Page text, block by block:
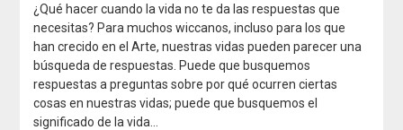
¿Qué hacer cuando la vida no te da las respuestas que
necesitas? Para muchos wiccanos, incluso para los que
han crecido en el Arte, nuestras vidas pueden parecer una
búsqueda de respuestas. Puede que busquemos
respuestas a preguntas sobre por qué ocurren ciertas
cosas en nuestras vidas; puede que busquemos el
significado de la vida…